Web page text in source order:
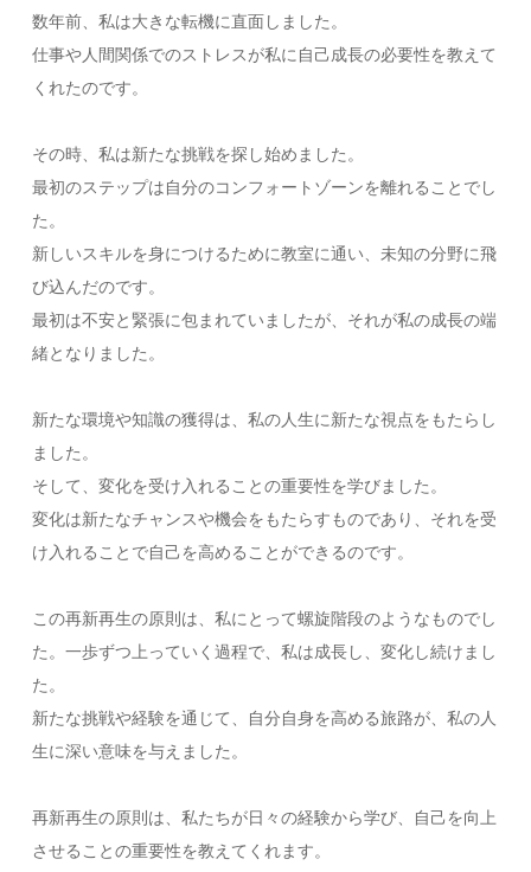
数年前、私は大きな転機に直面しました。
仕事や人間関係でのストレスが私に自己成長の必要性を教えて
くれたのです。
その時、私は新たな挑戦を探し始めました。
最初のステップは自分のコンフォートゾーンを離れることでし
た。
新しいスキルを身につけるために教室に通い、未知の分野に飛
び込んだのです。
最初は不安と緊張に包まれていましたが、それが私の成長の端
緒となりました。
新たな環境や知識の獲得は、私の人生に新たな視点をもたらし
ました。
そして、変化を受け入れることの重要性を学びました。
変化は新たなチャンスや機会をもたらすものであり、それを受
け入れることで自己を高めることができるのです。
この再新再生の原則は、私にとって螺旋階段のようなものでし
た。一歩ずつ上っていく過程で、私は成長し、変化し続けまし
た。
新たな挑戦や経験を通じて、自分自身を高める旅路が、私の人
生に深い意味を与えました。
再新再生の原則は、私たちが日々の経験から学び、自己を向上
させることの重要性を教えてくれます。